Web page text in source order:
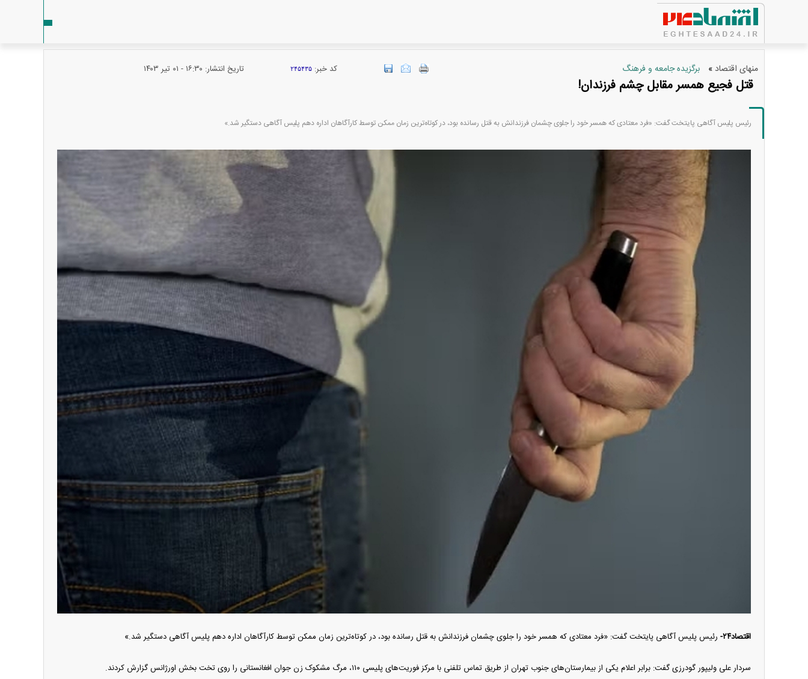
منهای اقتصاد » برگزیده جامعه و فرهنگ کد خبر: ۲۴۵۴۳۵ تاریخ انتشار: ۱۶:۳۰ - ۰۱ تير ۱۴۰۳
قتل فجیع همسر مقابل چشم فرزندان!
رئیس پلیس آگاهی پایتخت گفت: «فرد معتادی که همسر خود را جلوی چشمان فرزندانش به قتل رسانده بود، در کوتاه‌ترین زمان ممکن توسط کارآگاهان اداره دهم پلیس آگاهی دستگیر شد.»
اقتصاد۲۴- رئیس پلیس آگاهی پایتخت گفت: «فرد معتادی که همسر خود را جلوی چشمان فرزندانش به قتل رسانده بود، در کوتاه‌ترین زمان ممکن توسط کارآگاهان اداره دهم پلیس آگاهی دستگیر شد.»
سردار علی ولیپور گودرزی گفت: برابر اعلام یکی از بیمارستان‌های جنوب تهران از طریق تماس تلفنی با مرکز فوریت‌های پلیسی ۱۱۰، مرگ مشکوک زن جوان افغانستانی را روی تخت بخش اورژانس گزارش کردند.